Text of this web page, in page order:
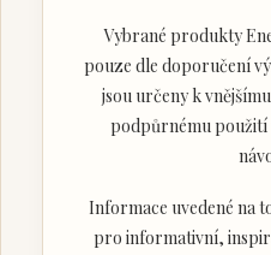
Vybrané produkty
pouze dle doporučení
jsou určeny k
podpůrnému použití
Informace uvedené na
pro informativní,